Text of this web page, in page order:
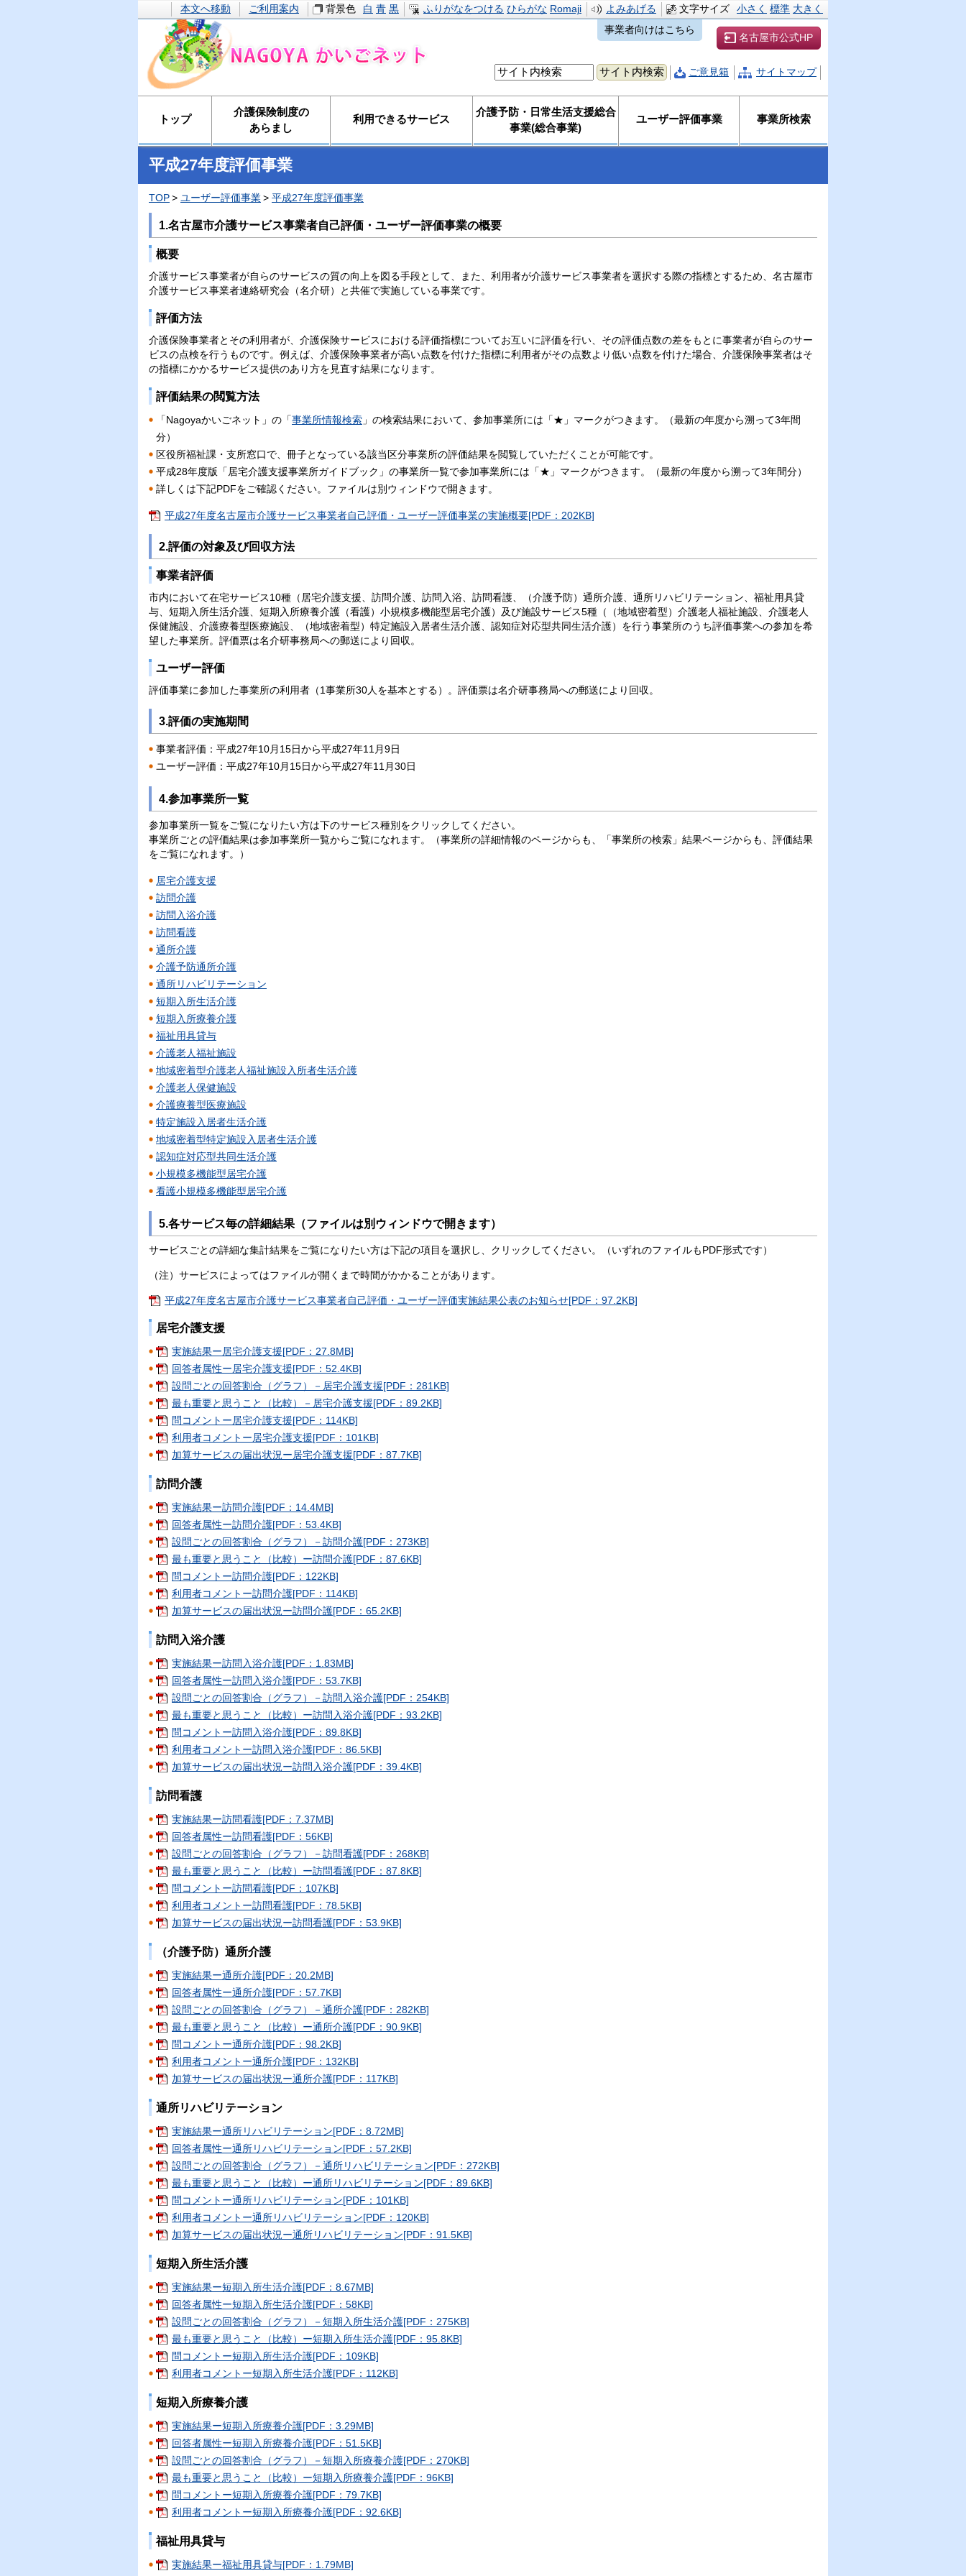
本文へ移動 ご利用案内 背景色 白 青 黒 ふりがなをつける ひらがな Romaji よみあげる 文字サイズ 小さく 標準 大きく
名古屋市公式HP
事業者向けはこちら
ご意見箱 サイトマップ
トップ
介護保険制度の
あらまし
利用できるサービス
介護予防・日常生活支援総合
事業(総合事業)
ユーザー評価事業 事業所検索
平成27年度評価事業
TOP ユーザー評価事業 平成27年度評価事業
1.名古屋市介護サービス事業者自己評価・ユーザー評価事業の概要
概要
介護サービス事業者が自らのサービスの質の向上を図る手段として、また、利用者が介護サービス事業者を選択する際の指標とするため、名古屋市
介護サービス事業者連絡研究会（名介研）と共催で実施している事業です。
評価方法
介護保険事業者とその利用者が、介護保険サービスにおける評価指標についてお互いに評価を行い、その評価点数の差をもとに事業者が自らのサー
ビスの点検を行うものです。例えば、介護保険事業者が高い点数を付けた指標に利用者がその点数より低い点数を付けた場合、介護保険事業者はそ
の指標にかかるサービス提供のあり方を見直す結果になります。
評価結果の閲覧方法
「Nagoyaかいごネット」の「 事業所情報検索 」の検索結果において、参加事業所には「★」マークがつきます。（最新の年度から溯って3年間
分）
区役所福祉課・支所窓口で、冊子となっている該当区分事業所の評価結果を閲覧していただくことが可能です。
平成28年度版「居宅介護支援事業所ガイドブック」の事業所一覧で参加事業所には「★」マークがつきます。（最新の年度から溯って3年間分）
詳しくは下記PDFをご確認ください。ファイルは別ウィンドウで開きます。
平成27年度名古屋市介護サービス事業者自己評価・ユーザー評価事業の実施概要[PDF：202KB]
2.評価の対象及び回収方法
事業者評価
市内において在宅サービス10種（居宅介護支援、訪問介護、訪問入浴、訪問看護、（介護予防）通所介護、通所リハビリテーション、福祉用具貸
与、短期入所生活介護、短期入所療養介護（看護）小規模多機能型居宅介護）及び施設サービス5種（（地域密着型）介護老人福祉施設、介護老人
保健施設、介護療養型医療施設、（地域密着型）特定施設入居者生活介護、認知症対応型共同生活介護）を行う事業所のうち評価事業への参加を希
望した事業所。評価票は名介研事務局への郵送により回収。
ユーザー評価
評価事業に参加した事業所の利用者（1事業所30人を基本とする）。評価票は名介研事務局への郵送により回収。
3.評価の実施期間
事業者評価：平成27年10月15日から平成27年11月9日
ユーザー評価：平成27年10月15日から平成27年11月30日
4.参加事業所一覧
参加事業所一覧をご覧になりたい方は下のサービス種別をクリックしてください。
事業所ごとの評価結果は参加事業所一覧からご覧になれます。（事業所の詳細情報のページからも、「事業所の検索」結果ページからも、評価結果
をご覧になれます。）
居宅介護支援
訪問介護
訪問入浴介護
訪問看護
通所介護
介護予防通所介護
通所リハビリテーション
短期入所生活介護
短期入所療養介護
福祉用具貸与
介護老人福祉施設
地域密着型介護老人福祉施設入所者生活介護
介護老人保健施設
介護療養型医療施設
特定施設入居者生活介護
地域密着型特定施設入居者生活介護
認知症対応型共同生活介護
小規模多機能型居宅介護
看護小規模多機能型居宅介護
5.各サービス毎の詳細結果（ファイルは別ウィンドウで開きます）
サービスごとの詳細な集計結果をご覧になりたい方は下記の項目を選択し、クリックしてください。（いずれのファイルもPDF形式です）
（注）サービスによってはファイルが開くまで時間がかかることがあります。
平成27年度名古屋市介護サービス事業者自己評価・ユーザー評価実施結果公表のお知らせ[PDF：97.2KB]
居宅介護支援
実施結果ー居宅介護支援[PDF：27.8MB]
回答者属性ー居宅介護支援[PDF：52.4KB]
設問ごとの回答割合（グラフ）－居宅介護支援[PDF：281KB]
最も重要と思うこと（比較）－居宅介護支援[PDF：89.2KB]
問コメントー居宅介護支援[PDF：114KB]
利用者コメントー居宅介護支援[PDF：101KB]
加算サービスの届出状況ー居宅介護支援[PDF：87.7KB]
訪問介護
実施結果ー訪問介護[PDF：14.4MB]
回答者属性ー訪問介護[PDF：53.4KB]
設問ごとの回答割合（グラフ）－訪問介護[PDF：273KB]
最も重要と思うこと（比較）ー訪問介護[PDF：87.6KB]
問コメントー訪問介護[PDF：122KB]
利用者コメントー訪問介護[PDF：114KB]
加算サービスの届出状況ー訪問介護[PDF：65.2KB]
訪問入浴介護
実施結果ー訪問入浴介護[PDF：1.83MB]
回答者属性ー訪問入浴介護[PDF：53.7KB]
設問ごとの回答割合（グラフ）－訪問入浴介護[PDF：254KB]
最も重要と思うこと（比較）ー訪問入浴介護[PDF：93.2KB]
問コメントー訪問入浴介護[PDF：89.8KB]
利用者コメントー訪問入浴介護[PDF：86.5KB]
加算サービスの届出状況ー訪問入浴介護[PDF：39.4KB]
訪問看護
実施結果ー訪問看護[PDF：7.37MB]
回答者属性ー訪問看護[PDF：56KB]
設問ごとの回答割合（グラフ）－訪問看護[PDF：268KB]
最も重要と思うこと（比較）ー訪問看護[PDF：87.8KB]
問コメントー訪問看護[PDF：107KB]
利用者コメントー訪問看護[PDF：78.5KB]
加算サービスの届出状況ー訪問看護[PDF：53.9KB]
（介護予防）通所介護
実施結果ー通所介護[PDF：20.2MB]
回答者属性ー通所介護[PDF：57.7KB]
設問ごとの回答割合（グラフ）－通所介護[PDF：282KB]
最も重要と思うこと（比較）ー通所介護[PDF：90.9KB]
問コメントー通所介護[PDF：98.2KB]
利用者コメントー通所介護[PDF：132KB]
加算サービスの届出状況ー通所介護[PDF：117KB]
通所リハビリテーション
実施結果ー通所リハビリテーション[PDF：8.72MB]
回答者属性ー通所リハビリテーション[PDF：57.2KB]
設問ごとの回答割合（グラフ）－通所リハビリテーション[PDF：272KB]
最も重要と思うこと（比較）ー通所リハビリテーション[PDF：89.6KB]
問コメントー通所リハビリテーション[PDF：101KB]
利用者コメントー通所リハビリテーション[PDF：120KB]
加算サービスの届出状況ー通所リハビリテーション[PDF：91.5KB]
短期入所生活介護
実施結果ー短期入所生活介護[PDF：8.67MB]
回答者属性ー短期入所生活介護[PDF：58KB]
設問ごとの回答割合（グラフ）－短期入所生活介護[PDF：275KB]
最も重要と思うこと（比較）ー短期入所生活介護[PDF：95.8KB]
問コメントー短期入所生活介護[PDF：109KB]
利用者コメントー短期入所生活介護[PDF：112KB]
短期入所療養介護
実施結果ー短期入所療養介護[PDF：3.29MB]
回答者属性ー短期入所療養介護[PDF：51.5KB]
設問ごとの回答割合（グラフ）－短期入所療養介護[PDF：270KB]
最も重要と思うこと（比較）ー短期入所療養介護[PDF：96KB]
問コメントー短期入所療養介護[PDF：79.7KB]
利用者コメントー短期入所療養介護[PDF：92.6KB]
福祉用具貸与
実施結果ー福祉用具貸与[PDF：1.79MB]